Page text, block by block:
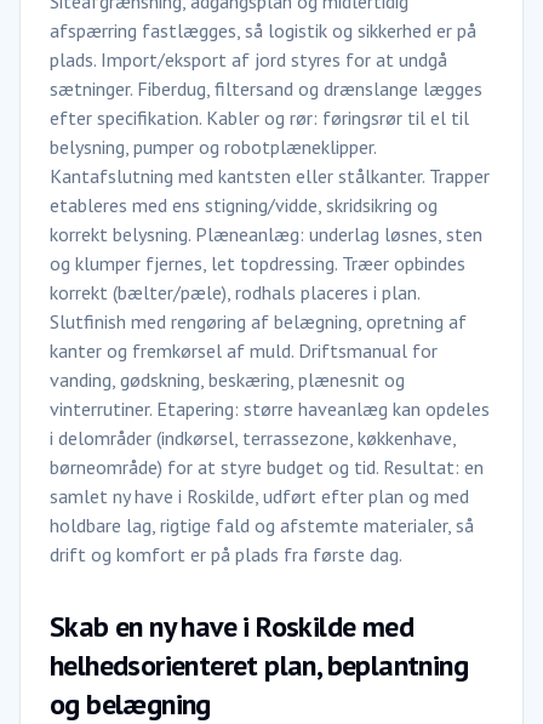
afspærring fastlægges, så logistik og sikkerhed er på
plads. Import/eksport af jord styres for at undgå
sætninger. Fiberdug, filtersand og drænslange lægges
efter specifikation. Kabler og rør: føringsrør til el til
belysning, pumper og robotplæneklipper.
Kantafslutning med kantsten eller stålkanter. Trapper
etableres med ens stigning/vidde, skridsikring og
korrekt belysning. Plæneanlæg: underlag løsnes, sten
og klumper fjernes, let topdressing. Træer opbindes
korrekt (bælter/pæle), rodhals placeres i plan.
Slutfinish med rengøring af belægning, opretning af
kanter og fremkørsel af muld. Driftsmanual for
vanding, gødskning, beskæring, plænesnit og
vinterrutiner. Etapering: større haveanlæg kan opdeles
i delområder (indkørsel, terrassezone, køkkenhave,
børneområde) for at styre budget og tid. Resultat: en
samlet ny have i Roskilde, udført efter plan og med
holdbare lag, rigtige fald og afstemte materialer, så
drift og komfort er på plads fra første dag.
Skab en ny have i Roskilde med
helhedsorienteret plan, beplantning
og belægning